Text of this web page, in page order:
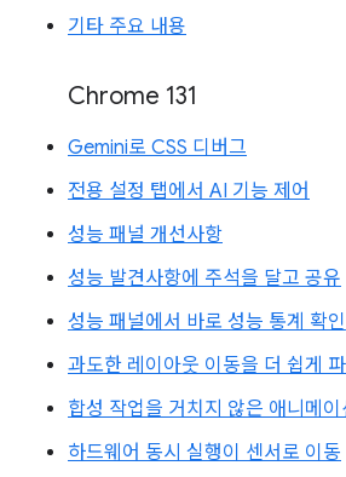
기타 주요 내용
Chrome 131
Gemini로 CSS 디버그
전용 설정 탭에서 AI 기능 제어
성능 패널 개선사항
성능 발견사항에 주석을 달고 공유
성능 패널에서 바로 성능 통계 확인
과도한 레이아웃 이동을 더 쉽게
합성 작업을 거치지 않은 애니메이
하드웨어 동시 실행이 센서로 이동